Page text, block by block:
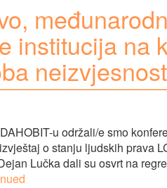
institucija na
u održali/e smo
o stanju ljudskih prava
Lučka dali su osvrt na